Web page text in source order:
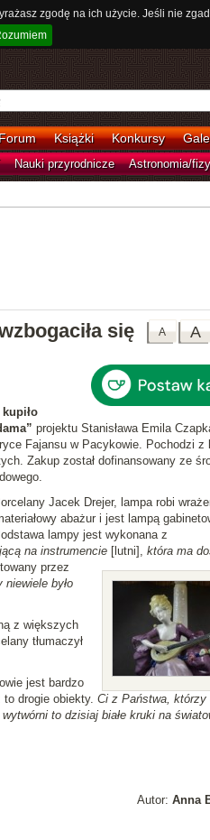
zgodę na ich użycie. Jeśli nie
Książki Konkursy
Nauki przyrodnicze Astronomia/
A
A
się
kupiło
projektu Stanisława Emila
Fajansu w Pacykowie. Pochodzi z
Zakup został dofinansowany ze
Jacek Drejer, lampa robi
abażur i jest lampą
lampy jest wykonana z
na instrumencie[lutni], która ma
przez
było
z większych
tłumaczył
jest bardzo
drogie obiekty. Ci z Państwa, którzy
to dzisiaj białe kruki na
Autor: Anna